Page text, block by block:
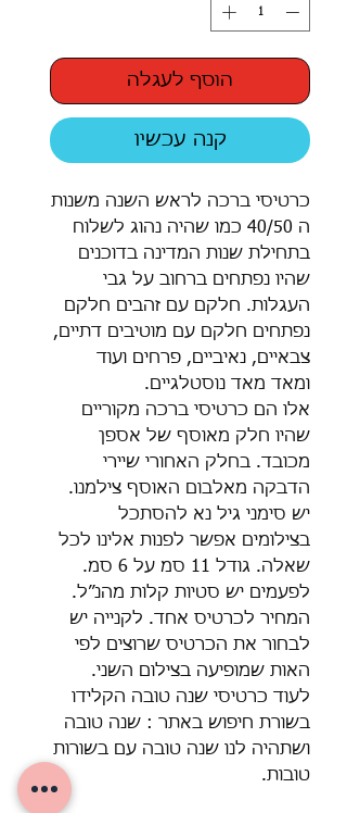
הוסף לעגלה
קנה עכשיו
כרטיסי ברכה לראש השנה משנות
ה 40/50 כמו שהיה נהוג לשלוח
בתחילת שנות המדינה בדוכנים
שהיו נפתחים ברחוב על גבי
העגלות. חלקם עם זהבים חלקם
נפתחים חלקם עם מוטיבים דתיים,
צבאיים, נאיביים, פרחים ועוד
ומאד מאד נוסטלגיים.
אלו הם כרטיסי ברכה מקוריים
שהיו חלק מאוסף של אספן
מכובד. בחלק האחורי שיירי
הדבקה מאלבום האוסף צילמנו.
יש סימני גיל נא להסתכל
בצילומים אפשר לפנות אלינו לכל
שאלה. גודל 11 סמ על 6 סמ.
לפעמים יש סטיות קלות מהנ״ל.
המחיר לכרטיס אחד. לקנייה יש
לבחור את הכרטיס שרוצים לפי
האות שמופיעה בצילום השני.
לעוד כרטיסי שנה טובה הקלידו
בשורת חיפוש באתר : שנה טובה
ושתהיה לנו שנה טובה עם בשורות
טובות.